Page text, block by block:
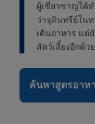
ผู้เชี่ยวชาญได้
ว่าจุลินทรีย์ในท
เดินอาหาร แต่
สัตว์เลี้ยงอีกด้วย
ค้นหาสูตรอาห